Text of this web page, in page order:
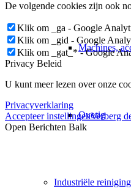
Machines,
Overig
Industriële reiniging
De volgende cookies zijn ook
Klik om _ga - Google
Klik om _gid - Google
Klik om _gat_* - Google
Privacy Beleid
U kunt meer lezen over onze
Privacyverklaring
Accepteer instellingenVerberg
Open Berichten Balk